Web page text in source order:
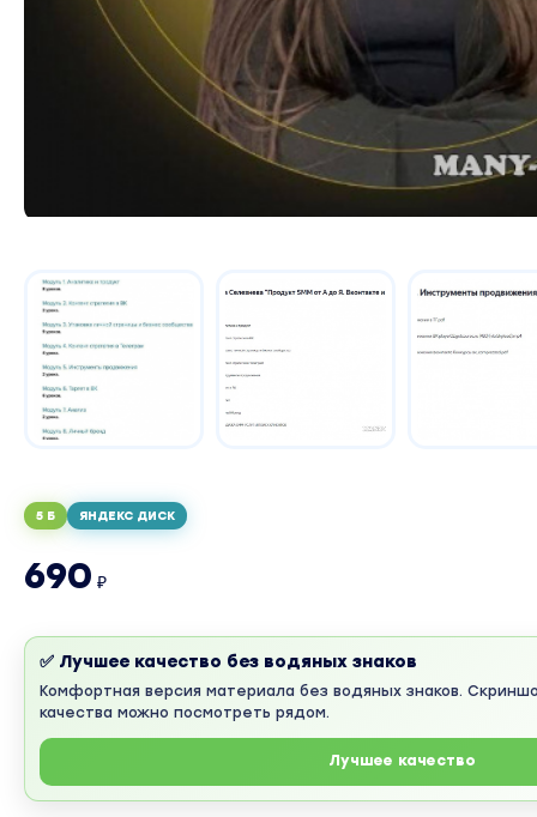
5 Б ЯНДЕКС ДИСК
690 ₽
✅ Лучшее качество без водяных знаков
Комфортная версия материала без водяных знаков.
качества можно посмотреть рядом.
Лучшее качество